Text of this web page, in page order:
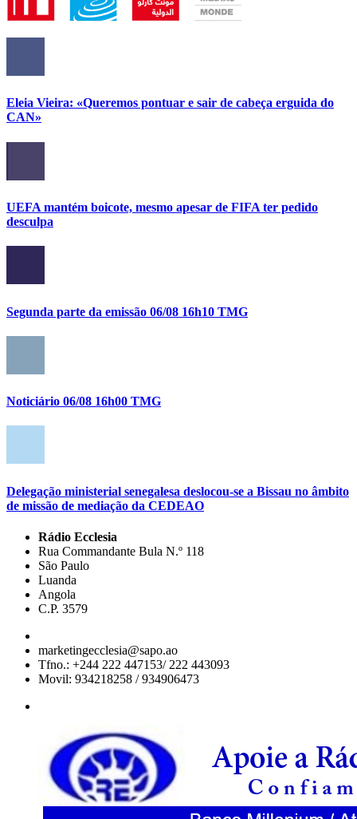
Eleia Vieira: «Queremos pontuar e sair de cabeça erguida do
CAN»
UEFA mantém boicote, mesmo apesar de FIFA ter pedido
desculpa
Segunda parte da emissão 06/08 16h10 TMG
Noticiário 06/08 16h00 TMG
Delegação ministerial senegalesa deslocou-se a Bissau no âmbito
de missão de mediação da CEDEAO
Rádio Ecclesia
Rua Commandante Bula N.º 118
São Paulo
Luanda
Angola
C.P. 3579
marketingecclesia@sapo.ao
Tfno.: +244 222 447153/ 222 443093
Movil: 934218258 / 934906473